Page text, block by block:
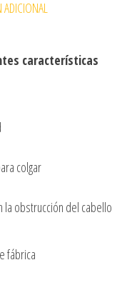
características
colgar
la obstrucción del cabello
fábrica